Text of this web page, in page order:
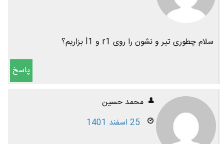
سلام چطوری تیر و نشون را روی r1 و l1 بزاریم؟
پاسخ
محمد حسین
25 اسفند 1401